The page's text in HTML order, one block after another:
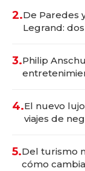
2.De Paredes
Legrand:
3.Philip
4.El nuevo
viajes de
5.Del turismo
cómo